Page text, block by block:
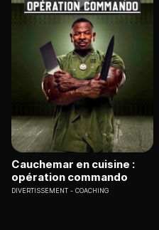
Cauchemar en cuisine :
opération commando
DIVERTISSEMENT COACHING